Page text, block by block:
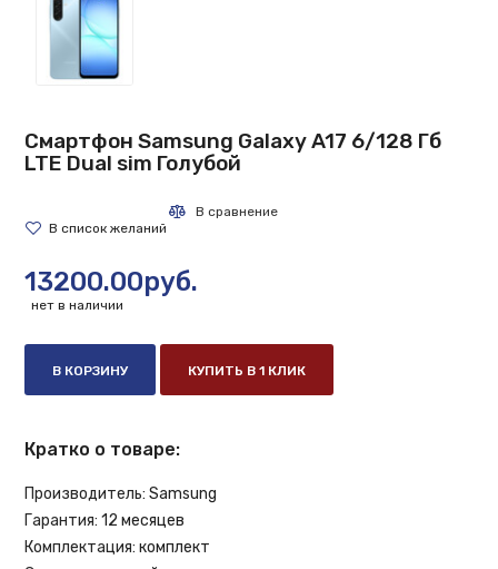
Смартфон Samsung Galaxy A17 6/128 Гб
LTE Dual sim Голубой
13200.00руб.
нет в наличии
В КОРЗИНУ КУПИТЬ В 1 КЛИК
Кратко о товаре:
Производитель: Samsung
Гарантия: 12 месяцев
Комплектация: комплект